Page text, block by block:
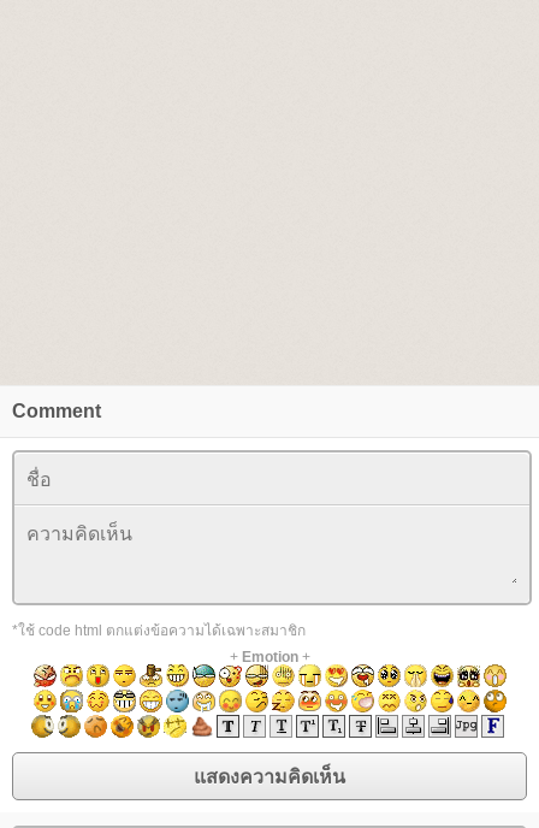
Comment
*ใช้ code html ตกแต่งข้อความได้เฉพาะสมาชิก
+ Emotion+